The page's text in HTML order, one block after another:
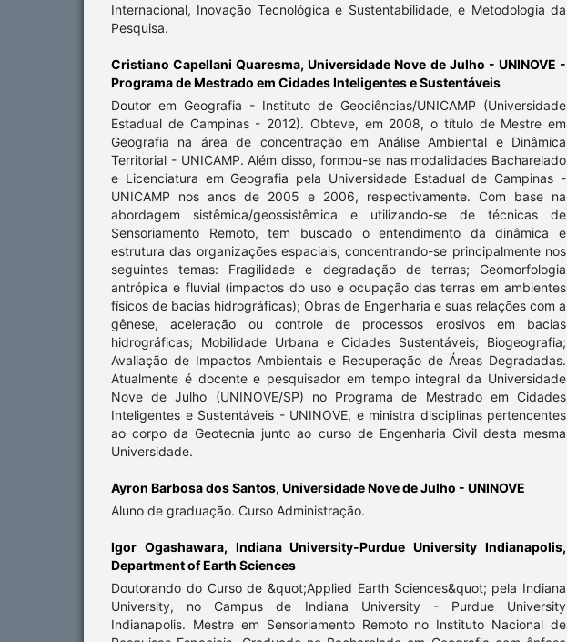
Internacional, Inovação Tecnológica e Sustentabilidade, e Metodologia da
Pesquisa.
Cristiano Capellani Quaresma,Universidade Nove de Julho - UNINOVE -
Programa de Mestrado em Cidades Inteligentes e Sustentáveis
Doutor em Geografia - Instituto de Geociências/UNICAMP (Universidade
Estadual de Campinas - 2012). Obteve, em 2008, o título de Mestre em
Geografia na área de concentração em Análise Ambiental e Dinâmica
Territorial - UNICAMP. Além disso, formou-se nas modalidades Bacharelado
e Licenciatura em Geografia pela Universidade Estadual de Campinas -
UNICAMP nos anos de 2005 e 2006, respectivamente. Com base na
abordagem sistêmica/geossistêmica e utilizando-se de técnicas de
Sensoriamento Remoto, tem buscado o entendimento da dinâmica e
estrutura das organizações espaciais, concentrando-se principalmente nos
seguintes temas: Fragilidade e degradação de terras; Geomorfologia
antrópica e fluvial (impactos do uso e ocupação das terras em ambientes
físicos de bacias hidrográficas); Obras de Engenharia e suas relações com a
gênese, aceleração ou controle de processos erosivos em bacias
hidrográficas; Mobilidade Urbana e Cidades Sustentáveis; Biogeografia;
Avaliação de Impactos Ambientais e Recuperação de Áreas Degradadas.
Atualmente é docente e pesquisador em tempo integral da Universidade
Nove de Julho (UNINOVE/SP) no Programa de Mestrado em Cidades
Inteligentes e Sustentáveis - UNINOVE, e ministra disciplinas pertencentes
ao corpo da Geotecnia junto ao curso de Engenharia Civil desta mesma
Universidade.
Ayron Barbosa dos Santos, Universidade Nove de Julho - UNINOVE
Aluno de graduação. Curso Administração.
Igor Ogashawara, Indiana University-Purdue University Indianapolis,
Department of Earth Sciences
Doutorando do Curso de &quot;Applied Earth Sciences&quot; pela Indiana
University, no Campus de Indiana University - Purdue University
Indianapolis. Mestre em Sensoriamento Remoto no Instituto Nacional de